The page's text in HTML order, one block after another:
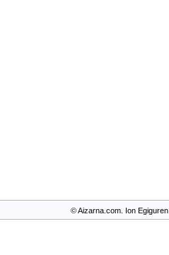
© Aizarna.com. Ion Egiguren